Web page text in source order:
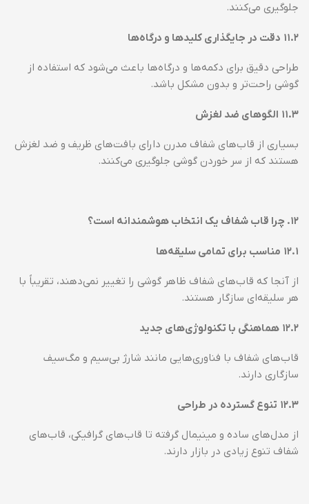
جلوگیری می‌کنند.
۱۱.۲ دقت در جایگذاری کلیدها و درگاه‌ها
طراحی دقیق برای دکمه‌ها و درگاه‌ها باعث می‌شود که استفاده از
گوشی راحت‌تر و بدون مشکل باشد.
۱۱.۳ الگوهای ضد لغزش
بسیاری از قاب‌های شفاف مدرن دارای بافت‌های ظریف و ضد لغزش
هستند که از سر خوردن گوشی جلوگیری می‌کنند.
۱۲. چرا قاب شفاف یک انتخاب هوشمندانه است؟
۱۲.۱ مناسب برای تمامی سلیقه‌ها
از آنجا که قاب‌های شفاف ظاهر گوشی را تغییر نمی‌دهند، تقریباً با
هر سلیقه‌ای سازگار هستند.
۱۲.۲ هماهنگی با تکنولوژی‌های جدید
قاب‌های شفاف با فناوری‌هایی مانند شارژ بی‌سیم و مگ‌سیف
سازگاری دارند.
۱۲.۳ تنوع گسترده در طراحی
از مدل‌های ساده و مینیمال گرفته تا قاب‌های گرافیکی، قاب‌های
شفاف تنوع زیادی در بازار دارند.